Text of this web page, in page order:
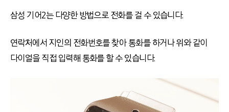
삼성 기어2는 다양한 방법으로 전화를 걸 수 있습니다.
연락처에서 지인의 전화번호를 찾아 통화를 하거나 위와 같이
다이얼을 직접 입력해 통화를 할 수 있습니다.